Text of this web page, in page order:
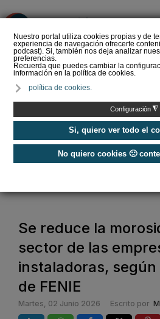
Nuestro portal utiliza cookies propias y de
experiencia de navegación ofrecerte
podcast). Si, también nos deja analizar
preferencias.
Recuerda que puedes cambiar la
información en la política de cookies.
política de cookies.
Configuración ◮
Si, quiero ver todo el
No quiero cookies 🙁
del Amperio
Noticias / Actualidad
/
Se reduce la
sector de las
instaladoras,
de FENIE
Martes, 02 Junio 2026 Escrito por